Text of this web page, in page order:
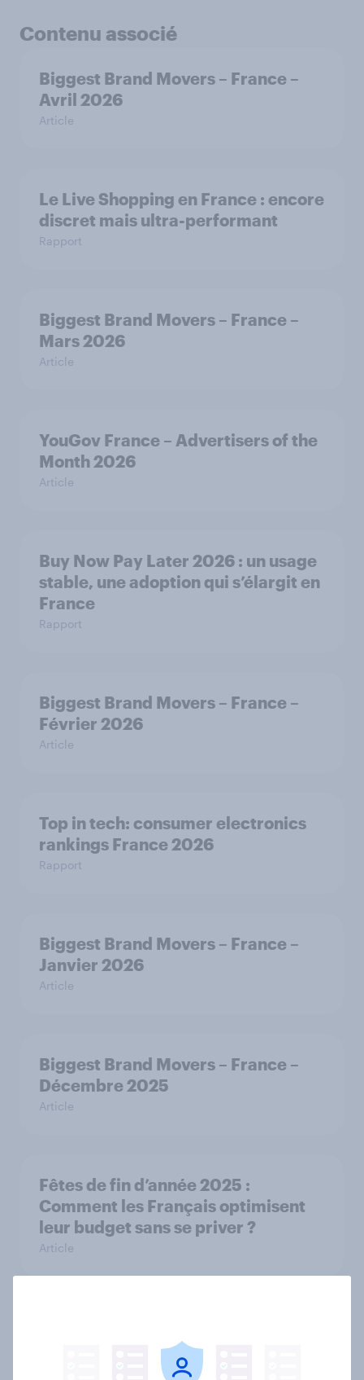
Contenu associé
Biggest Brand Movers – France –
Avril 2026
Article
Le Live Shopping en France : encore
discret mais ultra-performant
Rapport
Biggest Brand Movers – France –
Mars 2026
Article
YouGov France – Advertisers of the
Month 2026
Article
Buy Now Pay Later 2026 : un usage
stable, une adoption qui s’élargit en
France
Rapport
Biggest Brand Movers – France –
Février 2026
Article
Top in tech: consumer electronics
rankings France 2026
Rapport
Biggest Brand Movers – France –
Janvier 2026
Article
Biggest Brand Movers – France –
Décembre 2025
Article
Fêtes de fin d’année 2025 :
Comment les Français optimisent
leur budget sans se priver ?
Article
consumer bank rankings: YouGov's
best banks 2025